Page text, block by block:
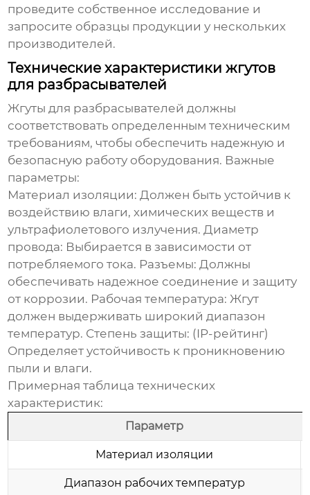
проведите собственное исследование и
запросите образцы продукции у нескольких
производителей.
Технические характеристики жгутов
для разбрасывателей
Жгуты для разбрасывателей должны
соответствовать определенным техническим
требованиям, чтобы обеспечить надежную и
безопасную работу оборудования. Важные
параметры:
Материал изоляции: Должен быть устойчив к
воздействию влаги, химических веществ и
ультрафиолетового излучения. Диаметр
провода: Выбирается в зависимости от
потребляемого тока. Разъемы: Должны
обеспечивать надежное соединение и защиту
от коррозии. Рабочая температура: Жгут
должен выдерживать широкий диапазон
температур. Степень защиты: (IP-рейтинг)
Определяет устойчивость к проникновению
пыли и влаги.
Примерная таблица технических
характеристик:
Параметр
Материал изоляции
Диапазон рабочих температур